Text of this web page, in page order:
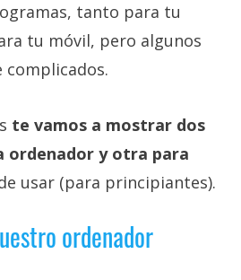
tanto para tu
tu móvil, pero algunos
complicados.
te vamos a mostrar dos
ordenador y otra para
usar (para principiantes).
ordenador